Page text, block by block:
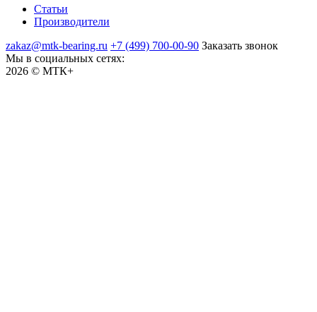
Статьи
Производители
zakaz@mtk-bearing.ru +7 (499) 700-00-90 Заказать звонок
Мы в социальных сетях:
2026 © МТК+